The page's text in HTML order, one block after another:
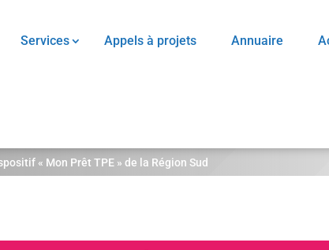
Services Appels à projets Annuaire
« Mon Prêt TPE » de la Région Sud